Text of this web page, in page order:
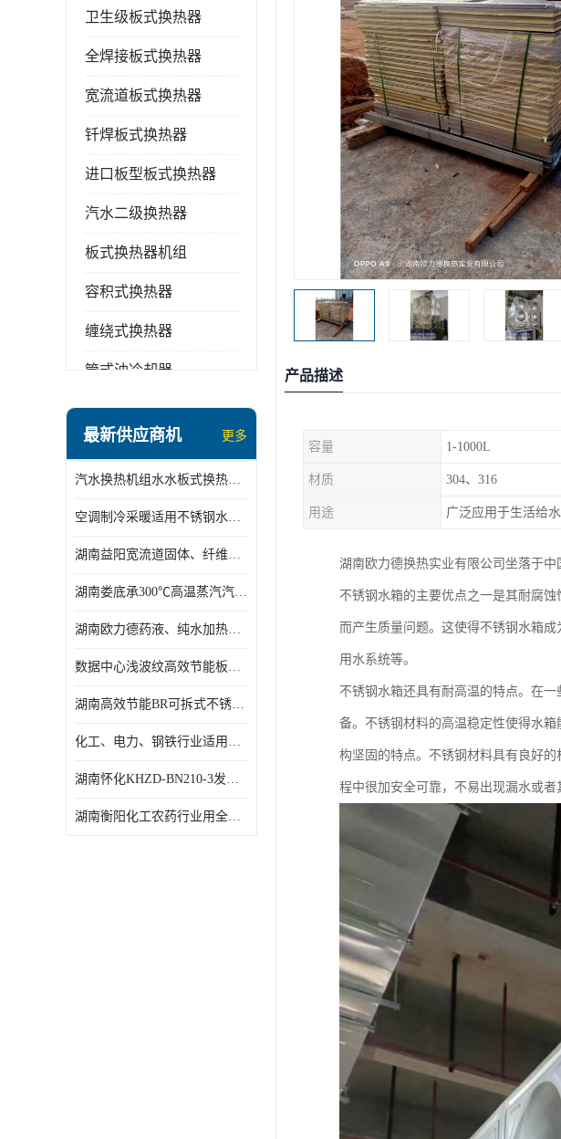
卫生级板式换热器
全焊接板式换热器
宽流道板式换热器
钎焊板式换热器
进口板型板式换热器
汽水二级换热器
板式换热器机组
容积式换热器
缠绕式换热器
管式油冷却器
盘管换热
变频供水机组
汽水混合加热器
水处理设备
最新供应商机 更多
汽水换热机组水水板式换热机组板式热交换机组厂家专业定制
空调制冷采暖适用不锈钢水水汽水板式换热器
湖南益阳宽流道固体、纤维、浆状物质加热冷却冷凝蒸发板式换热器
湖南娄底承300℃高温蒸汽汽水二级换热器
湖南欧力德药液、纯水加热、冷却、蒸发及杀菌用卫生级板式换热器
数据中心浅波纹高效节能板式换热器
湖南高效节能BR可拆式不锈钢板式换热器厂家定制
化工、电力、钢铁行业适用冷却冷凝蒸发加热不锈钢可拆式板式换热器
湖南怀化KHZD-BN210-3发动机柴油冷却钎焊机板式热交换器
湖南衡阳化工农药行业用全焊接板式冷凝器专业定制
产品描述
容量 1-1000L
材质 304、316
用途
湖南欧力德换热实业有限公司坐落于
不锈钢水箱的主要优点之一是其耐腐
而产生质量问题。这使得不锈钢水箱
用水系统等。
不锈钢水箱还具有耐高温的特点。在
备。不锈钢材料的高温稳定性使得水
构坚固的特点。不锈钢材料具有良好
程中很加安全可靠，不易出现漏水或者